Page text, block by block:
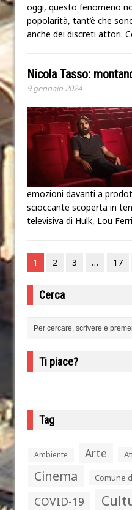
oggi, questo fenomeno
popolarità, tant’è che
anche dei discreti attori.
Nicola Tasso:
9 gennaio 2024
emozioni davanti a
scioccante scoperta in
televisiva di Hulk, Lou
1 2 3 … 17
Cerca
Ti piace?
Tag
Ambiente Arte
Cinema Comune
COVID-19